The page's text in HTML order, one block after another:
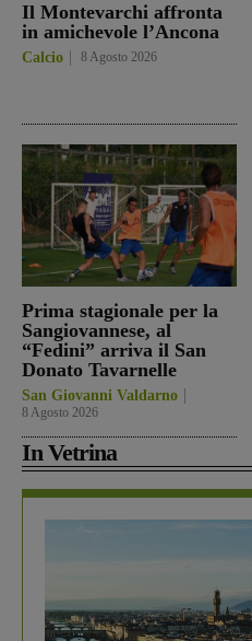
Il Montevarchi affronta
in amichevole l’Ancona
Calcio 8 Agosto 2026
Prima stagionale per la
Sangiovannese, al
“Fedini” arriva il San
Donato Tavarnelle
San Giovanni Valdarno
8 Agosto 2026
In Vetrina